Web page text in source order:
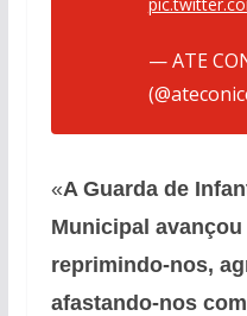
— ATE
«A Guarda de
Municipal
reprimindo-nos,
afastando-nos